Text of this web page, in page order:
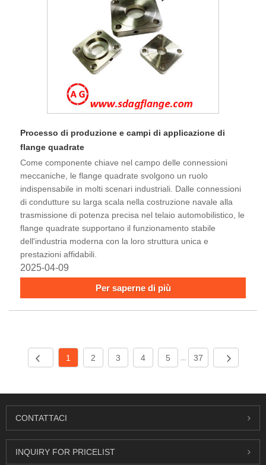
Processo di produzione e campi di applicazione di
flange quadrate
Come componente chiave nel campo delle connessioni
meccaniche, le flange quadrate svolgono un ruolo
indispensabile in molti scenari industriali. Dalle connessioni
di condutture su larga scala nella costruzione navale alla
trasmissione di potenza precisa nel telaio automobilistico, le
flange quadrate supportano il funzionamento stabile
dell'industria moderna con la loro struttura unica e
prestazioni affidabili.
2025-04-09
Per saperne di più
1 2 3 4 5 ... 37
CONTATTACI
INQUIRY FOR PRICELIST